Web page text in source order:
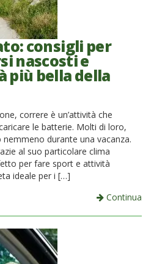
consigli per
nascosti e
più bella della
correre è un’attività che
le batterie. Molti di loro,
durante una vacanza.
al suo particolare clima
per fare sport e attività
ideale per i […]
Continua